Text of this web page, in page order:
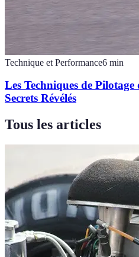
Technique et Performance6 min
Les Techniques de Pilotage
Secrets Révélés
Tous les articles